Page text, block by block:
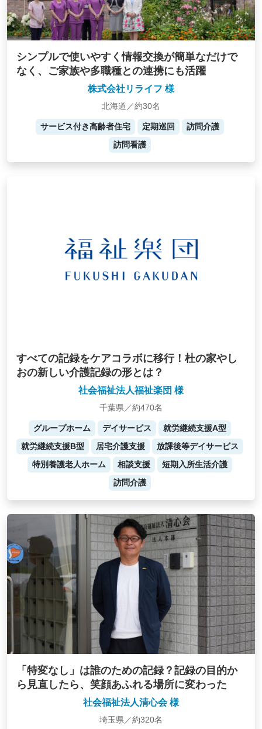
シンプルで使いやすく情報交換が簡単なだけで
なく、ご家族や多職種との連携にも活躍
株式会社リライフ 様
北海道／約30名
サービス付き高齢者住宅 定期巡回
訪問介護
訪問看護
すべての記録をケアコラボに移行！杜の家やし
おの新しい介護記録の形とは？
社会福祉法人福祉楽団 様
千葉県／約470名
グループホーム デイサービス
就労継続支援A型
就労継続支援B型
居宅介護支援
放課後等デイサービス
特別養護老人ホーム
相談支援
短期入所生活介護
訪問介護
「特変なし」は誰のための記録？記録の目的か
ら見直したら、笑顔あふれる場所に変わった
社会福祉法人清心会 様
埼玉県／約320名